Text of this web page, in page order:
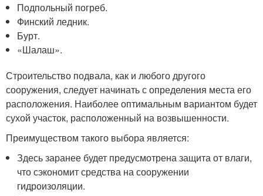
Подпольный погреб.
Финский ледник.
Бурт.
«Шалаш».
Строительство подвала, как и любого другого
сооружения, следует начинать с определения места его
расположения. Наиболее оптимальным вариантом будет
сухой участок, расположенный на возвышенности.
Преимуществом такого выбора является:
Здесь заранее будет предусмотрена защита от влаги,
что сэкономит средства на сооружении
гидроизоляции.